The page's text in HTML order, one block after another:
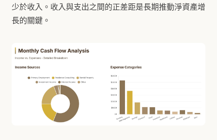
少於收入。收入與支出之間的正差距是長期推動淨資產增
長的關鍵。